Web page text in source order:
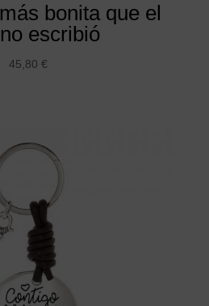
bonita que el
escribió
45,80 €